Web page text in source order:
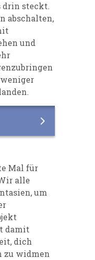
drin steckt.
abschalten,
und
Mal für
alle
um
damit
dich
zu widmen